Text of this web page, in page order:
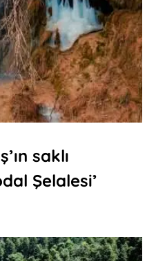
saklı
Şelalesi’